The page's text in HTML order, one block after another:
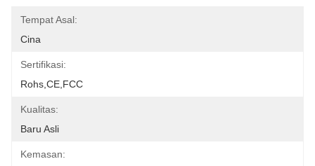
Tempat Asal:
Cina
Sertifikasi:
Rohs,CE,FCC
Kualitas:
Baru Asli
Kemasan: